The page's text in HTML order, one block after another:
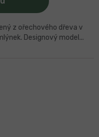
z ořechového dřeva v
Designový model...